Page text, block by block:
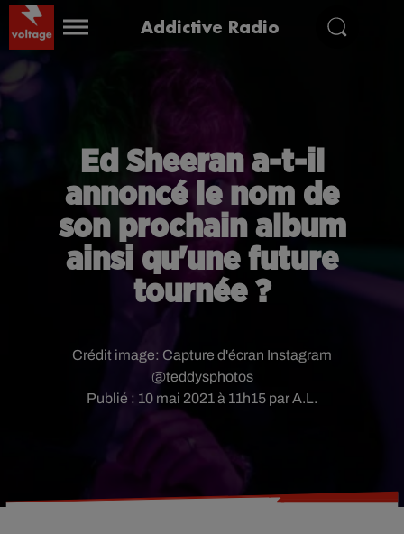
Addictive Radio
Ed Sheeran a-t-il
annoncé le nom de
son prochain album
ainsi qu'une future
tournée ?
Publié : 10 mai 2021 à 11h15 par A.L.
Crédit image: Capture d'écran Instagram
@teddysphotos